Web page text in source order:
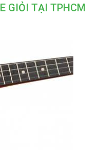
GIỎI TẠI TPHCM